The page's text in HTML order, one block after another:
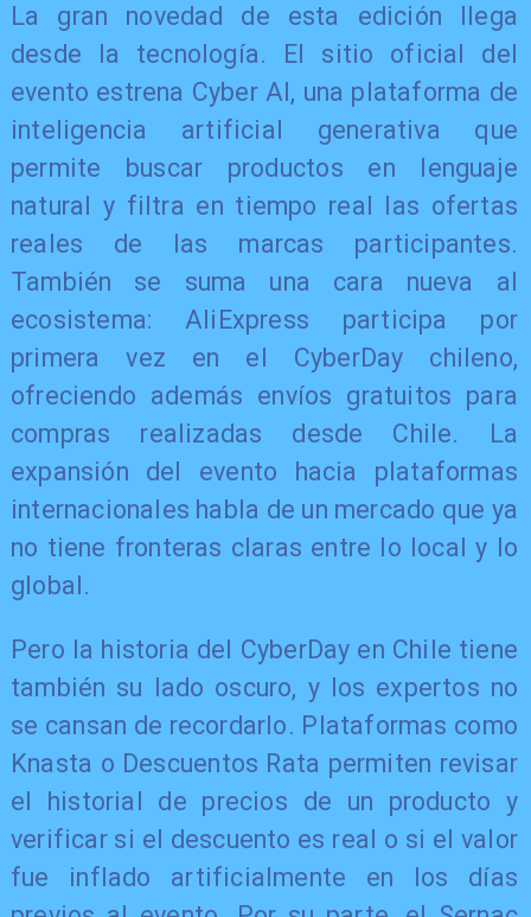
La gran novedad de esta edición llega
desde la tecnología. El sitio oficial del
evento estrena Cyber AI, una plataforma de
inteligencia artificial generativa que
permite buscar productos en lenguaje
natural y filtra en tiempo real las ofertas
reales de las marcas participantes.
También se suma una cara nueva al
ecosistema: AliExpress participa por
primera vez en el CyberDay chileno,
ofreciendo además envíos gratuitos para
compras realizadas desde Chile. La
expansión del evento hacia plataformas
internacionales habla de un mercado que ya
no tiene fronteras claras entre lo local y lo
global.
Pero la historia del CyberDay en Chile tiene
también su lado oscuro, y los expertos no
se cansan de recordarlo. Plataformas como
Knasta o Descuentos Rata permiten revisar
el historial de precios de un producto y
verificar si el descuento es real o si el valor
fue inflado artificialmente en los días